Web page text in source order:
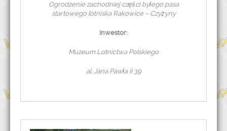
Ogrodzenie zachodniej części byłego pasa
startowego lotniska Rakowice – Czyżyny
Inwestor:
Muzeum Lotnictwa Polskiego
al. Jana Pawła II 39